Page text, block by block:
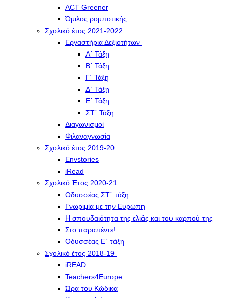
ACT Greener
Όμιλος ρομποτικής
Σχολικό έτος 2021-2022
Εργαστήρια Δεξιοτήτων
Α΄ Τάξη
Β΄ Τάξη
Γ΄ Τάξη
Δ΄ Τάξη
Ε΄ Τάξη
ΣΤ΄ Τάξη
Διαγωνισμοί
Φιλαναγνωσία
Σχολικό έτος 2019-20
Envstories
iRead
Σχολικό Έτος 2020-21
Οδυσσέας ΣΤ΄ τάξη
Γνωριμία με την Ευρώπη
Η σπουδαιότητα της ελιάς και του καρπού της
Στο παραπέντε!
Οδυσσέας Ε΄ τάξη
Σχολικό έτος 2018-19
iREAD
Teachers4Europe
Ώρα του Κώδικα